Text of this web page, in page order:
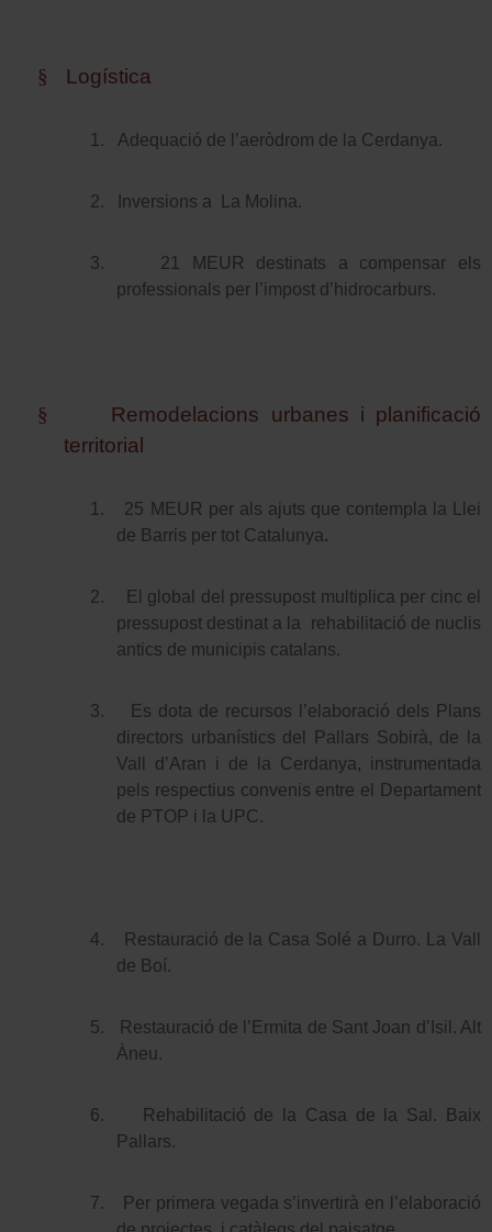
§ Logística
1. Adequació de l’aeròdrom de la Cerdanya.
2. Inversions a La Molina.
3.
21 MEUR destinats a compensar els
professionals per l’impost d’hidrocarburs.
§
Remodelacions urbanes i planificació
territorial
1.
25 MEUR per als ajuts que contempla la Llei
de Barris per tot Catalunya.
2.
El global del pressupost multiplica per cinc el
pressupost destinat a la
rehabilitació de nuclis
antics de municipis catalans.
3.
Es dota de recursos l’elaboració dels Plans
directors urbanístics del Pallars Sobirà, de la
Vall d’Aran i de la Cerdanya, instrumentada
pels respectius convenis entre el Departament
de PTOP i la UPC.
4.
Restauració de la Casa Solé a Durro. La Vall
de Boí.
5.
Restauració de l’Ermita de Sant Joan d’Isil. Alt
Àneu.
6.
Rehabilitació de la Casa de la Sal. Baix
Pallars.
7.
Per primera vegada s’invertirà en l’elaboració